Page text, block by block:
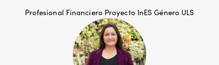
Profesional Financiero Proyecto InES Género ULS